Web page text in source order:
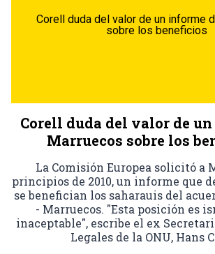
Corell duda del valor de un informe
sobre los beneficios
Corell duda del valor de
Marruecos sobre los
La Comisión Europea solicitó a
principios de 2010, un informe que
se benefician los saharauis del
- Marruecos. "Esta posición es
inaceptable", escribe el ex
Legales de la ONU, Hans